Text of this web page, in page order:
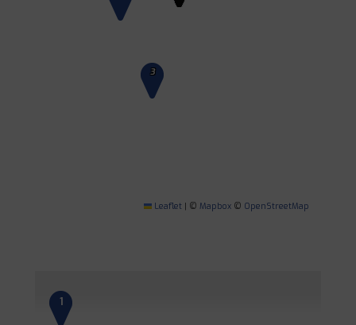
3
Leaflet | © Mapbox © OpenStreetMap
1